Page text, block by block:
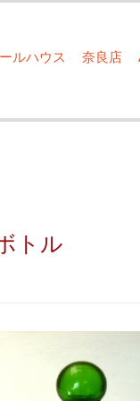
ドールハウス 奈良店
トル